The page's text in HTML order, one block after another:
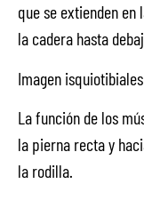
que se extienden
la cadera hasta
Imagen isquiotibiales
La función de los
la pierna recta y
la rodilla.